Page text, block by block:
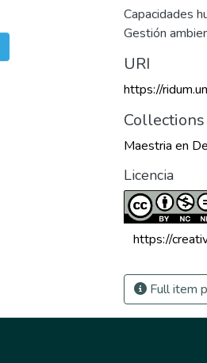
Capacidades
Gestión
URI
https://
Collections
Maestria en
Licencia
https://
Full item